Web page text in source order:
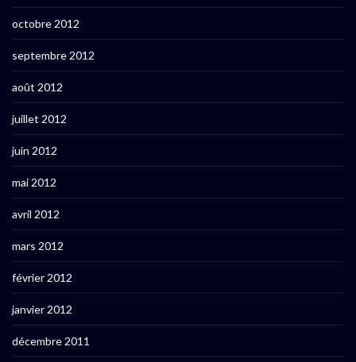
octobre 2012
septembre 2012
août 2012
juillet 2012
juin 2012
mai 2012
avril 2012
mars 2012
février 2012
janvier 2012
décembre 2011